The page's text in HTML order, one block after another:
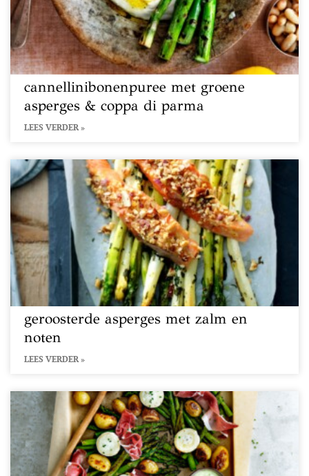
cannellinibonenpuree met groene
asperges & coppa di parma
LEES VERDER »
geroosterde asperges met zalm en
noten
LEES VERDER »